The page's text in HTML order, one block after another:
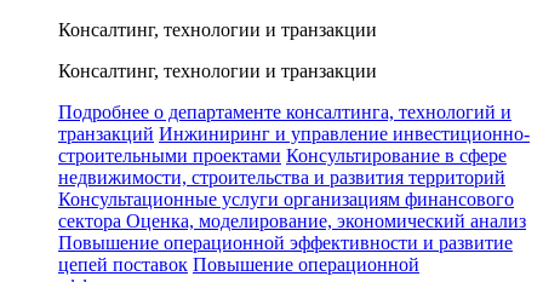
Консалтинг, технологии и транзакции
Консалтинг, технологии и транзакции
Подробнее о департаменте консалтинга, технологий и
транзакций Инжиниринг и управление инвестиционно-
строительными проектами Консультирование в сфере
недвижимости, строительства и развития территорий
Консультационные услуги организациям финансового
сектора Оценка, моделирование, экономический анализ
Повышение операционной эффективности и развитие
цепей поставок Повышение операционной